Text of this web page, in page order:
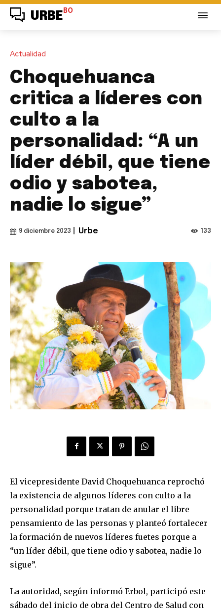
URBE BO
Actualidad
Choquehuanca
critica a líderes con
culto a la
personalidad: “A un
líder débil, que tiene
odio y sabotea,
nadie lo sigue”
9 diciembre 2023 Urbe 133
El vicepresidente David Choquehuanca reprochó
la existencia de algunos líderes con culto a la
personalidad porque tratan de anular el libre
pensamiento de las personas y planteó fortalecer
la formación de nuevos líderes fuetes porque a
“un líder débil, que tiene odio y sabotea, nadie lo
sigue”.
La autoridad, según informó Erbol, participó este
sábado del inicio de obra del Centro de Salud con